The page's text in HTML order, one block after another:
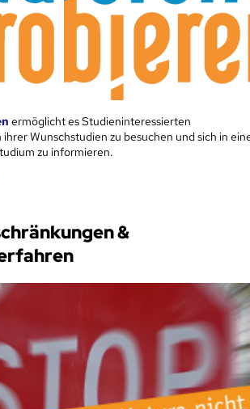
ermöglicht es Studieninteressierten
Wunschstudien zu besuchen und sich in
zu informieren.
&